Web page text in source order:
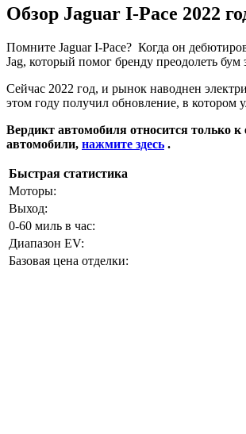
Обзор Jaguar I-Pace 2022
Помните Jaguar I-Pace? Когда он
Jag, который помог бренду преодолеть
Сейчас 2022 год, и рынок наводнен
этом году получил обновление, в котором
Вердикт автомобиля относится только
автомобили, нажмите здесь .
Быстрая статистика
Моторы:
Выход:
0-60 миль в час:
Диапазон EV:
Базовая цена отделки: